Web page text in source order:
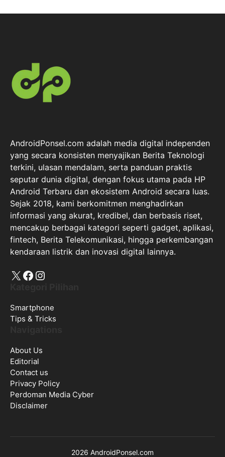
AndroidPonsel.com adalah media digital independen
yang secara konsisten menyajikan Berita Teknologi
terkini, ulasan mendalam, serta panduan praktis
seputar dunia digital, dengan fokus utama pada HP
Android Terbaru dan ekosistem Android secara luas.
Sejak 2018, kami berkomitmen menghadirkan
informasi yang akurat, kredibel, dan berbasis riset,
mencakup berbagai kategori seperti gadget, aplikasi,
fintech, Berita Telekomunikasi, hingga perkembangan
kendaraan listrik dan inovasi digital lainnya.
X Facebook
Instagram
Smartphone
Tips & Tricks
About Us
Editorial
Contact us
Privacy Policy
Perdoman Media Cyber
Disclaimer
2026 AndroidPonsel.com